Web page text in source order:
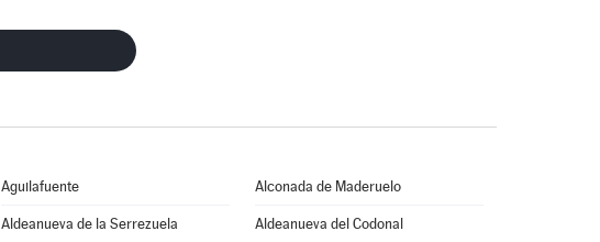
Aguilafuente Alconada de Maderuelo
Aldeanueva de la Serrezuela Aldeanueva del Codonal